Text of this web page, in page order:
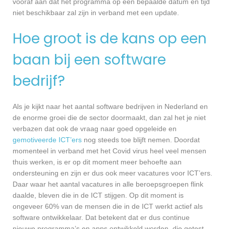
niet beschikbaar zal zijn in verband met een update.
Hoe groot is de kans op een
baan bij een software
bedrijf?
Als je kijkt naar het aantal software bedrijven in Nederland en
de enorme groei die de sector doormaakt, dan zal het je niet
verbazen dat ook de vraag naar goed opgeleide en
gemotiveerde ICT’ers nog steeds toe blijft nemen. Doordat
momenteel in verband met het Covid virus heel veel mensen
thuis werken, is er op dit moment meer behoefte aan
ondersteuning en zijn er dus ook meer vacatures voor ICT’ers.
Daar waar het aantal vacatures in alle beroepsgroepen flink
daalde, bleven die in de ICT stijgen. Op dit moment is
ongeveer 60% van de mensen die in de ICT werkt actief als
software ontwikkelaar. Dat betekent dat er dus continue